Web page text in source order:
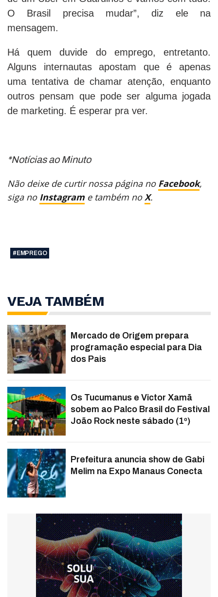
O Brasil precisa mudar”, diz ele na
mensagem.
Há quem duvide do emprego, entretanto.
Alguns internautas apostam que é apenas
uma tentativa de chamar atenção, enquanto
outros pensam que pode ser alguma jogada
de marketing. É esperar pra ver.
*Notícias ao Minuto
Não deixe de curtir nossa página no Facebook,
siga no Instagram e também no X.
#EMPREGO
VEJA TAMBÉM
Mercado de Origem prepara
programação especial para Dia
dos Pais
Os Tucumanus e Victor Xamã
sobem ao Palco Brasil do Festival
João Rock neste sábado (1º)
Prefeitura anuncia show de Gabi
Melim na Expo Manaus Conecta